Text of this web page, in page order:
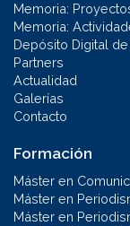
Memoria:
Memoria:
Depósito Digital
Partners
Actualidad
Galerías
Contacto
Formación
Máster en
Máster en
Máster en